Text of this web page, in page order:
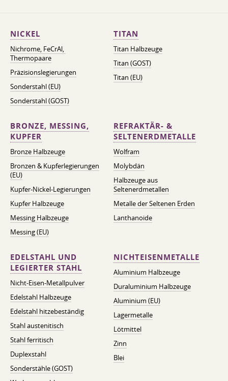
NICKEL
Nichrome, FeСrAl, ​​
Thermopaare
Präzisionslegierungen
Sonderstahl (EU)
Sonderstahl (GOST)
TITAN
Titan Halbzeuge
Titan (GOST)
Titan (EU)
BRONZE, MESSING,
KUPFER
Bronze Halbzeuge
Bronzen & Kupferlegierungen
(EU)
Kupfer-Nickel-Legierungen
Kupfer Halbzeuge
Messing Halbzeuge
Messing (EU)
REFRAKTÄR- &
SELTENERDMETALLE
Wolfram
Molybdän
Halbzeuge aus
Seltenerdmetallen
Metalle der Seltenen Erden
Lanthanoide
EDELSTAHL UND
LEGIERTER STAHL
Nicht-Eisen-Metallpulver
Edelstahl Halbzeuge
Edelstahl hitzebeständig
Stahl austenitisch
Stahl ferritisch
Duplexstahl
Sonderstähle (GOST)
NICHTEISENMETALLE
Aluminium Halbzeuge
Duraluminium Halbzeuge
Aluminium (EU)
Lagermetalle
Lötmittel
Zinn
Blei